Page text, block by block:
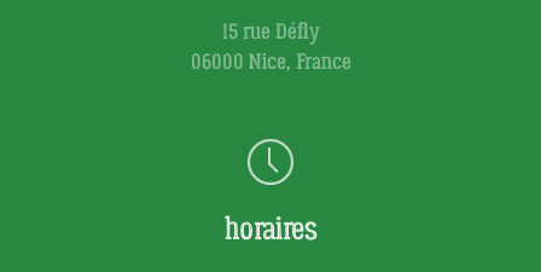
15 rue Défly
06000 Nice, France
horaires